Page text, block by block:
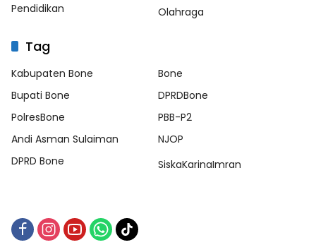
Pendidikan
Olahraga
Tag
Kabupaten Bone
Bone
Bupati Bone
DPRDBone
PolresBone
PBB-P2
Andi Asman Sulaiman
NJOP
DPRD Bone
SiskaKarinaImran